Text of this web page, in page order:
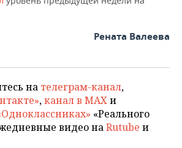
Рената Валеева
на телеграм-канал,
,канал в MAXи
«Реального
видео наRutube и